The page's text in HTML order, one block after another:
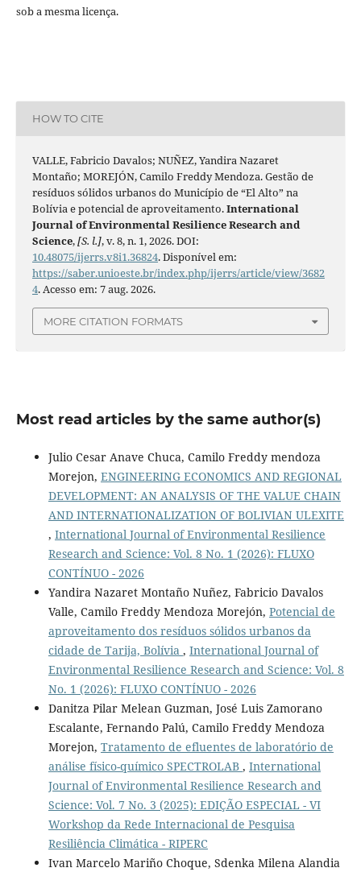
sob a mesma licença.
HOW TO CITE
VALLE, Fabricio Davalos; NUÑEZ, Yandira Nazaret
Montaño; MOREJÓN, Camilo Freddy Mendoza. Gestão de
resíduos sólidos urbanos do Município de “El Alto” na
Bolívia e potencial de aproveitamento.International
Journal of Environmental Resilience Research and
Science,[S. l.], v. 8, n. 1, 2026. DOI:
10.48075/ijerrs.v8i1.36824. Disponível em:
https://saber.unioeste.br/index.php/ijerrs/article/view/3682
4. Acesso em: 7 aug. 2026.
MORE CITATION FORMATS
Most read articles by the same author(s)
Julio Cesar Anave Chuca, Camilo Freddy mendoza
Morejon, ENGINEERING ECONOMICS AND REGIONAL
DEVELOPMENT: AN ANALYSIS OF THE VALUE CHAIN
AND INTERNATIONALIZATION OF BOLIVIAN ULEXITE
, International Journal of Environmental Resilience
Research and Science: Vol. 8 No. 1 (2026): FLUXO
CONTÍNUO - 2026
Yandira Nazaret Montaño Nuñez, Fabricio Davalos
Valle, Camilo Freddy Mendoza Morejón, Potencial de
aproveitamento dos resíduos sólidos urbanos da
cidade de Tarija, Bolívia , International Journal of
Environmental Resilience Research and Science: Vol. 8
No. 1 (2026): FLUXO CONTÍNUO - 2026
Danitza Pilar Melean Guzman, José Luis Zamorano
Escalante, Fernando Palú, Camilo Freddy Mendoza
Morejon, Tratamento de efluentes de laboratório de
análise físico-químico SPECTROLAB , International
Journal of Environmental Resilience Research and
Science: Vol. 7 No. 3 (2025): EDIÇÃO ESPECIAL - VI
Workshop da Rede Internacional de Pesquisa
Resiliência Climática - RIPERC
Ivan Marcelo Mariño Choque, Sdenka Milena Alandia